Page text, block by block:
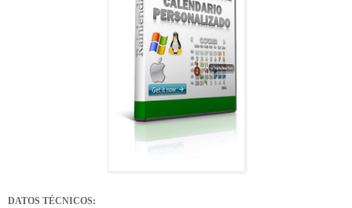
DATOS TÉCNICOS: